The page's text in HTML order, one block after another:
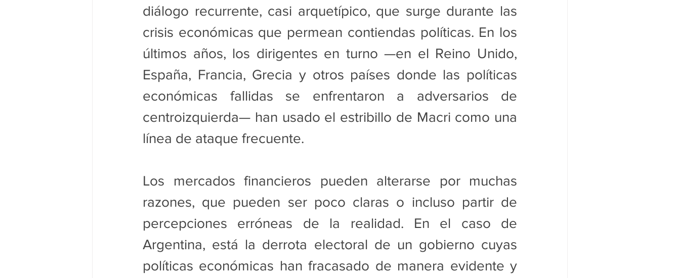
diálogo recurrente, casi arquetípico, que surge durante las
crisis económicas que permean contiendas políticas. En los
últimos años, los dirigentes en turno —en el Reino Unido,
España, Francia, Grecia y otros países donde las políticas
económicas fallidas se enfrentaron a adversarios de
centroizquierda— han usado el estribillo de Macri como una
línea de ataque frecuente.
Los mercados financieros pueden alterarse por muchas
razones, que pueden ser poco claras o incluso partir de
percepciones erróneas de la realidad. En el caso de
Argentina, está la derrota electoral de un gobierno cuyas
políticas económicas han fracasado de manera evidente y